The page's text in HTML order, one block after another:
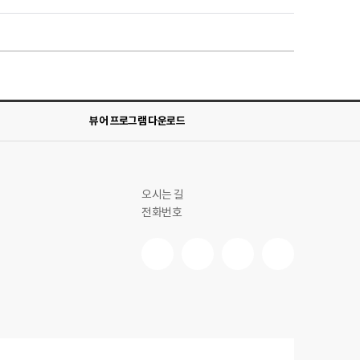
뷰어 프로그램 다운로드
오시는 길
전화번호